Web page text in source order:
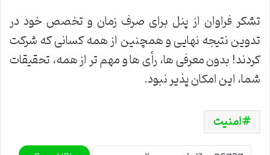
تشکر فراوان از پنل برای صرف زمان و تخصص خود در
تدوین نتیجه نهایی و همچنین از همه کسانی که شرکت
کردند! بدون معرفی ها، رأی ها و مهم تر از همه، تحقیقات
شما، این امکان پذیر نبود.
امنیت